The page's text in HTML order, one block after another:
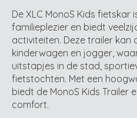
De XLC MonoS Kids
familieplezier en biedt
activiteiten. Deze trailer kan
kinderwagen en jogger,
uitstapjes in de stad,
fietstochten. Met een
biedt de MonoS Kids Trailer
comfort.